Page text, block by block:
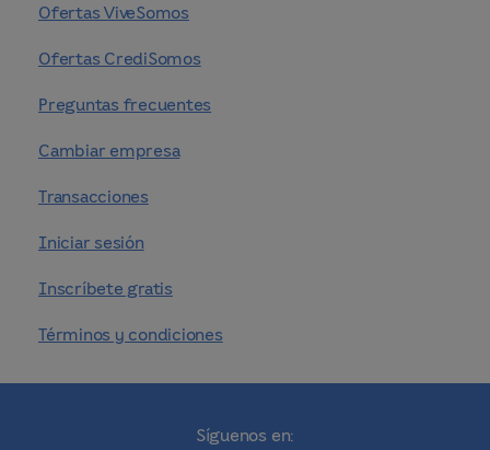
Ofertas ViveSomos
Ofertas CrediSomos
Preguntas frecuentes
Cambiar empresa
Transacciones
Iniciar sesión
Inscríbete gratis
Términos y condiciones
Síguenos en: